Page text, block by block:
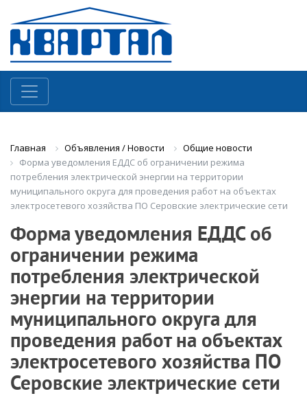
Главная Объявления / Новости
Общие новости
Форма уведомления ЕДДС об ограничении режима
потребления электрической энергии на территории
муниципального округа для проведения работ на объектах
электросетевого хозяйства ПО Серовские электрические сети
Форма уведомления ЕДДС об
ограничении режима
потребления электрической
энергии на территории
муниципального округа для
проведения работ на объектах
электросетевого хозяйства ПО
Серовские электрические сети